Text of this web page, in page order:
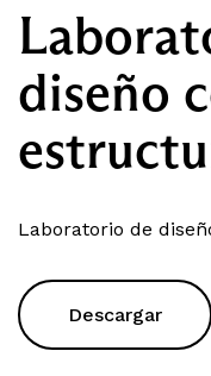
diseño
Laboratorio de
Descargar